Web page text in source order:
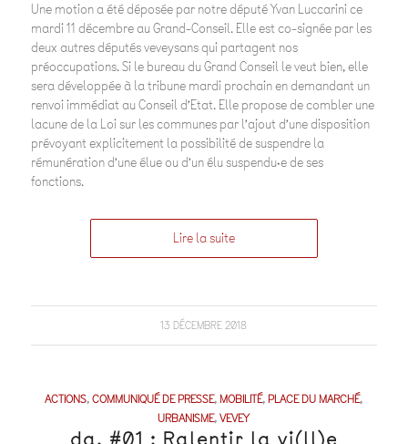
Une motion a été déposée par notre député Yvan Luccarini ce
mardi 11 décembre au Grand-Conseil. Elle est co-signée par les
deux autres députés veveysans qui partagent nos
préoccupations. Si le bureau du Grand Conseil le veut bien, elle
sera développée à la tribune mardi prochain en demandant un
renvoi immédiat au Conseil d’Etat. Elle propose de combler une
lacune de la Loi sur les communes par l’ajout d’une disposition
prévoyant explicitement la possibilité de suspendre la
rémunération d’une élue ou d’un élu suspendu·e de ses
fonctions.
Lire la suite
13 DÉCEMBRE 2018
ACTIONS,COMMUNIQUÉ DE PRESSE, MOBILITÉ,PLACE DU MARCHÉ,
URBANISME,VEVEY